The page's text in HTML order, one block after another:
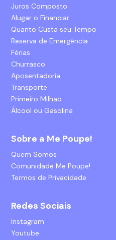
Juros Composto
Alugar o Financiar
Quanto Custa seu Tempo
Reserva de Emergência
Férias
Churrasco
Aposentadoria
Transporte
Primeiro Milhão
Álcool ou Gasolina
Sobre a Me Poupe!
Quem Somos
Comunidade Me Poupe!
Termos de Privacidade
Redes Sociais
Instagram
Youtube